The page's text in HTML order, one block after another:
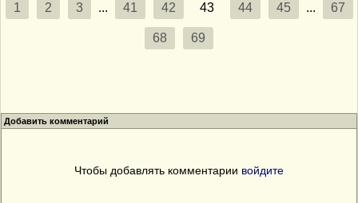
1 2 3 ... 41 42 43 44 45 ... 67
68 69
Добавить комментарий
Чтобы добавлять комментарии войдите